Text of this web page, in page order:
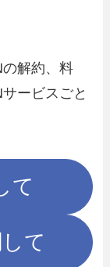
解約、料
ービスごと
て
て